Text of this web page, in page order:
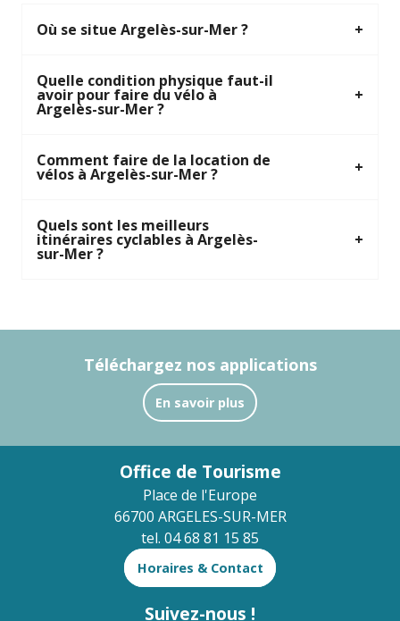
Où se situe Argelès-sur-Mer ?
Quelle condition physique faut-il
avoir pour faire du vélo à
Argelès-sur-Mer ?
Comment faire de la location de
vélos à Argelès-sur-Mer ?
Quels sont les meilleurs
itinéraires cyclables à Argelès-
sur-Mer ?
Téléchargez nos applications
En savoir plus
Office de Tourisme
Place de l'Europe
66700 ARGELES-SUR-MER
tel. 04 68 81 15 85
Horaires & Contact
Suivez-nous !